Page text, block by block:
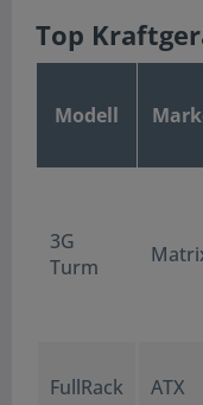
Top
Modell
3G
Turm
FullRack ATX